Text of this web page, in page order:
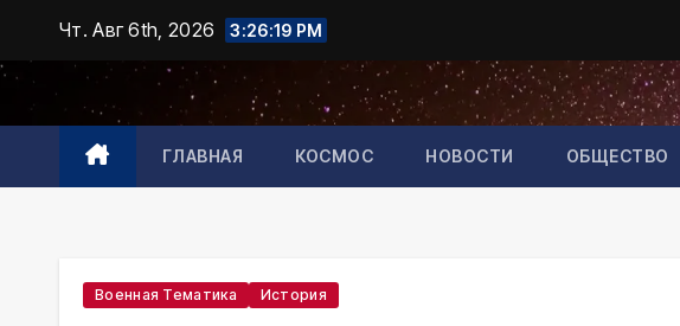
Промотать
содержимому
Чт. Авг 6th, 2026 3:26:20 PM
ГЛАВНАЯ КОСМОС НОВОСТИ ОБЩЕСТВО
Военная Тематика История